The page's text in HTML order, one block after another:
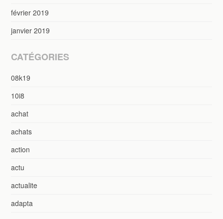
février 2019
janvier 2019
CATÉGORIES
08k19
10i8
achat
achats
action
actu
actualite
adapta